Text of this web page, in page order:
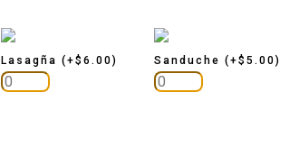
Lasagña (+$ 6.00) Sanduche (+$ 5.00)